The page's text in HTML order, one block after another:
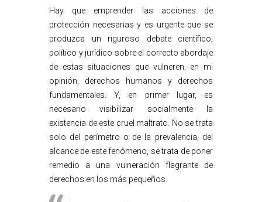
Hay que emprender las acciones de
protección necesarias y es urgente que se
produzca un riguroso debate científico,
político y jurídico sobre el correcto abordaje
de estas situaciones que vulneren, en mi
opinión, derechos humanos y derechos
fundamentales. Y, en primer lugar, es
necesario visibilizar socialmente la
existencia de este cruel maltrato. No se trata
solo del perímetro o de la prevalencia, del
alcance de este fenómeno, se trata de poner
remedio a una vulneración flagrante de
derechos en los más pequeños.